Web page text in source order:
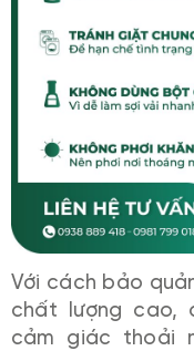
Với cách bảo
chất lượng cao,
cảm giác thoải